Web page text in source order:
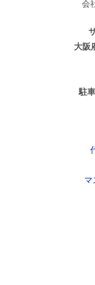
会
大阪
駐
マ